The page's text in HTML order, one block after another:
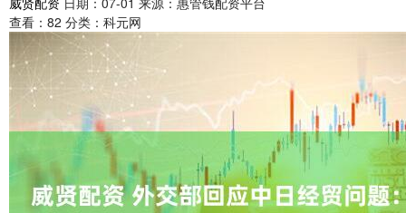
查看： 82 分类： 科元网